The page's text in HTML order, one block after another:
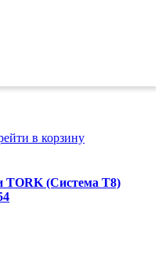
в корзину
TORK (Система T8)